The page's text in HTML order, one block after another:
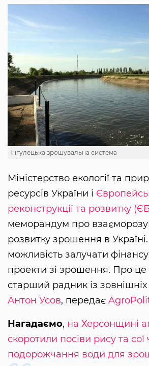
Інгулецька зрошувальна система
Міністерство екології та
ресурсів України і
реконструкції та розвитку
меморандум про
розвитку зрошення в
можливість залучати
проекти зі зрошення. Про це
старший радник із
Антон Усов, передає
Нагадаємо, на Херсонщині
скоротили посіви рису та сої
подорожчання води для